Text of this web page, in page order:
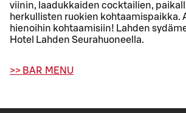
viinin, laadukkaiden cocktailien,
herkullisten ruokien kohtaamispaikka.
hienoihin kohtaamisiin! Lahden
Hotel Lahden Seurahuoneella.
>> BAR MENU